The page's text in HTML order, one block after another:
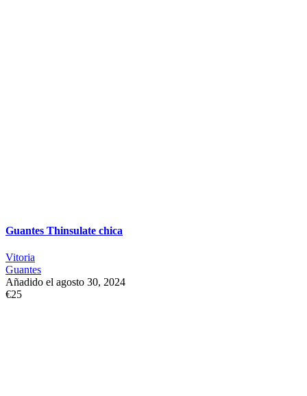
Guantes Thinsulate chica
Vitoria
Guantes
Añadido el agosto 30, 2024
€25